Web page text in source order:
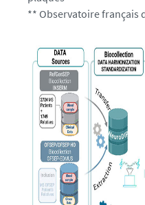
** Observatoire français